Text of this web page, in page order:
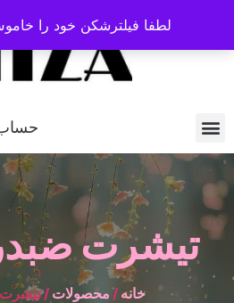
تیشرت
خانه / محصولات /
لطفا فیلترشکن خود را